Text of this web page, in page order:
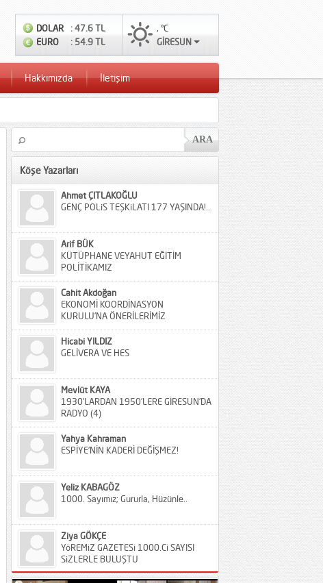
DOLAR
: 47.6 TL
EURO
: 54.9 TL
, °C
GİRESUN
Hakkımızda İletişim
Köşe Yazarları
Ahmet ÇITLAKOĞLU
GENÇ POLiS TEŞKiLATI 177 YAŞINDA!..
Arif BÜK
KÜTÜPHANE VEYAHUT EĞİTİM
POLİTİKAMIZ
Cahit Akdoğan
EKONOMİ KOORDİNASYON
KURULU’NA ÖNERİLERİMİZ
Hicabi YILDIZ
GELİVERA VE HES
Mevlüt KAYA
1930’LARDAN 1950’LERE GİRESUN’DA
RADYO (4)
Yahya Kahraman
ESPİYE’NİN KADERİ DEĞİŞMEZ!
Yeliz KABAGÖZ
1000. Sayımız; Gururla, Hüzünle..
Ziya GÖKÇE
YöREMiZ GAZETESi 1000.Ci SAYISI
SiZLERLE BULUŞTU